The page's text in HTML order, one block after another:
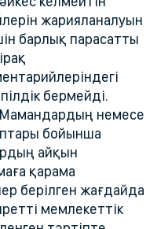
жарияланалуын
барлық парасатты
бермейді.
Мамандардың немесе
бойынша
айқын
қарама
берілген жағдайда
мемлекеттік